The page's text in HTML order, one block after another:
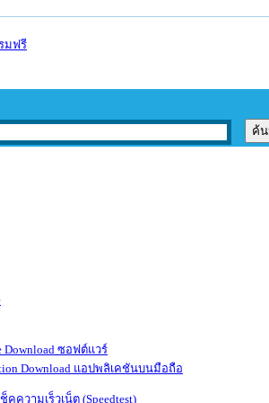
ซอฟต์แวร์
แอปพลิเคชันบนมือถือ
ช็คความเร็วเน็ต (Speedtest)